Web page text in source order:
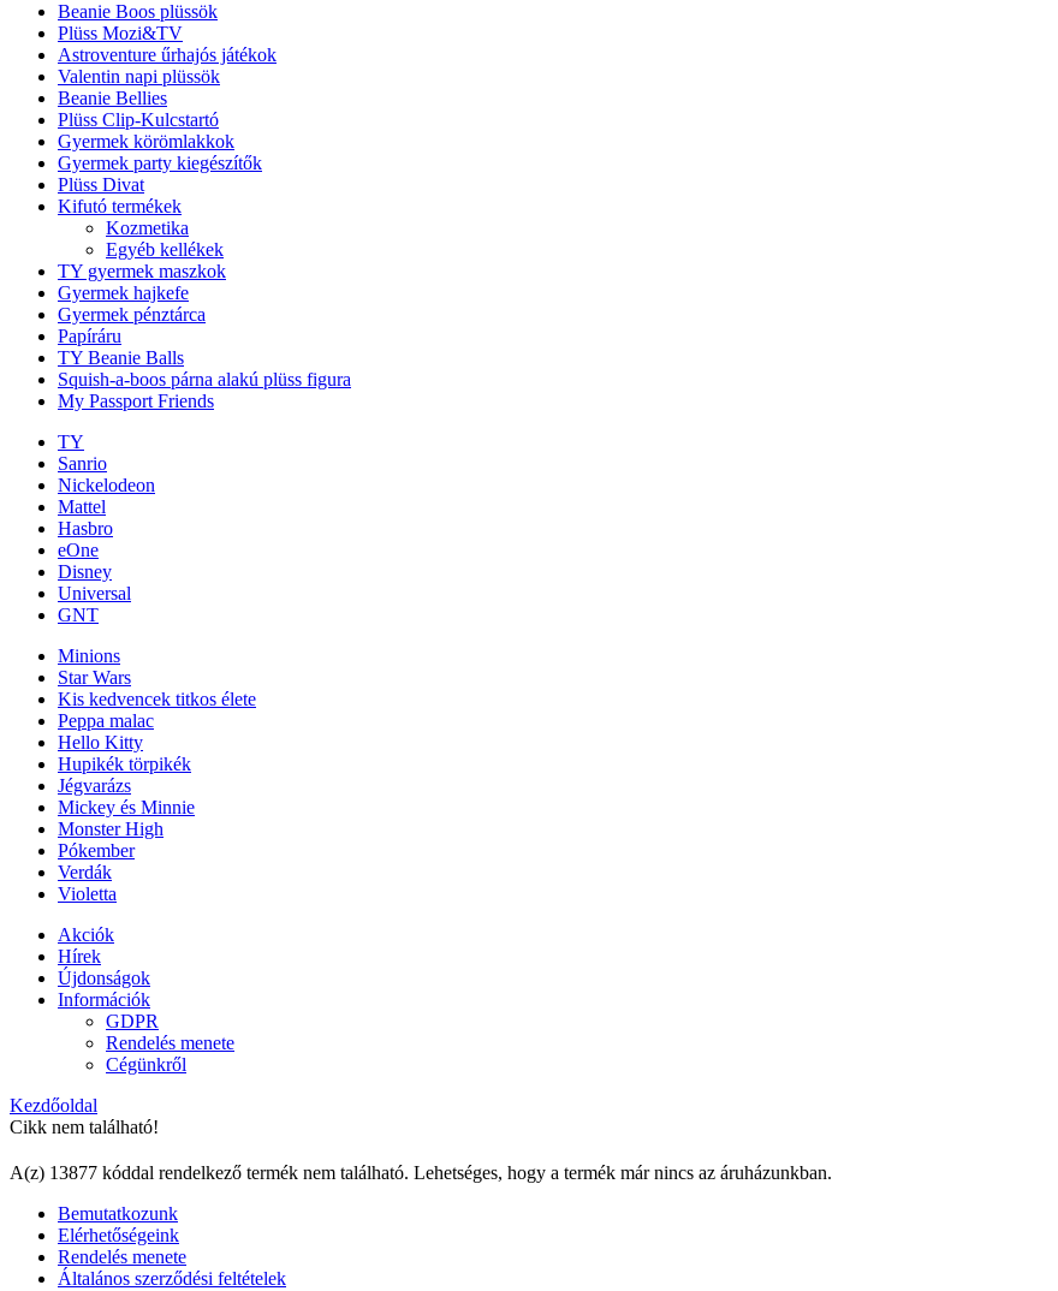
Beanie Boos plüssök
Plüss Mozi&TV
Astroventure űrhajós játékok
Valentin napi plüssök
Beanie Bellies
Plüss Clip-Kulcstartó
Gyermek körömlakkok
Gyermek party kiegészítők
Plüss Divat
Kifutó termékek
Kozmetika
Egyéb kellékek
TY gyermek maszkok
Gyermek hajkefe
Gyermek pénztárca
Papíráru
TY Beanie Balls
Squish-a-boos párna alakú plüss figura
My Passport Friends
TY
Sanrio
Nickelodeon
Mattel
Hasbro
eOne
Disney
Universal
GNT
Minions
Star Wars
Kis kedvencek titkos élete
Peppa malac
Hello Kitty
Hupikék törpikék
Jégvarázs
Mickey és Minnie
Monster High
Pókember
Verdák
Violetta
Akciók
Hírek
Újdonságok
Információk
GDPR
Rendelés menete
Cégünkről
Kezdőoldal
Cikk nem található!
A(z) 13877 kóddal rendelkező termék nem található. Lehetséges, hogy a termék már nincs az áruházunkban.
Bemutatkozunk
Elérhetőségeink
Rendelés menete
Általános szerződési feltételek